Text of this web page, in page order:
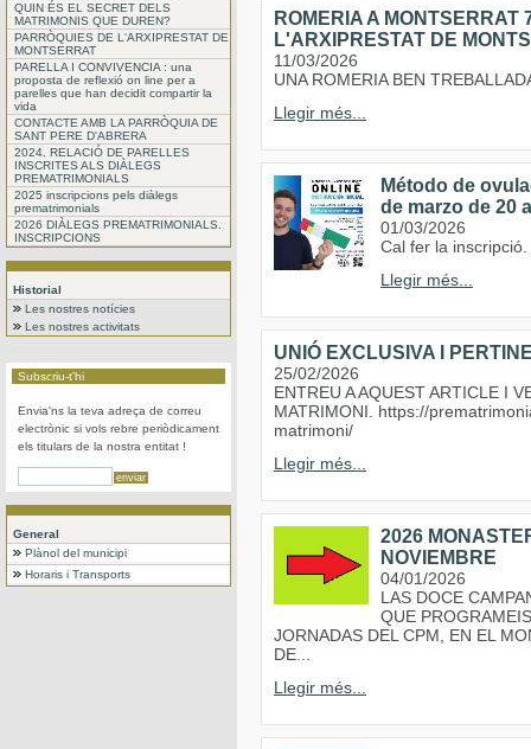
QUIN ÉS EL SECRET DELS
MATRIMONIS QUE DUREN?
PARRÒQUIES DE L'ARXIPRESTAT DE
MONTSERRAT
PARELLA I CONVIVENCIA : una
proposta de reflexió on line per a
parelles que han decidit compartir la
vida
CONTACTE AMB LA PARRÒQUIA DE
SANT PERE D'ABRERA
2024. RELACIÓ DE PARELLES
INSCRITES ALS DIÀLEGS
PREMATRIMONIALS
2025 inscripcions pels diàlegs
prematrimonials
2026 DIÀLEGS PREMATRIMONIALS.
INSCRIPCIONS
Historial
Les nostres notícies
Les nostres activitats
Subscriu-t'hi
Envia'ns la teva adreça de correu
electrònic si vols rebre periòdicament
els titulars de la nostra entitat !
General
Plànol del municipi
Horaris i Transports
ROMERIA A
L'ARXIPRESTAT DE
11/03/2026
UNA ROMERIA BEN
Llegir més...
Método de
de marzo de 20
01/03/2026
Cal fer la
Llegir més...
UNIÓ EXCLUSIVA I
25/02/2026
ENTREU A AQUEST ARTICLE I
MATRIMONI. https://
matrimoni/
Llegir més...
2026
NOVIEMBRE
04/01/2026
LAS DOCE
QUE
JORNADAS DEL CPM, EN EL
DE...
Llegir més...